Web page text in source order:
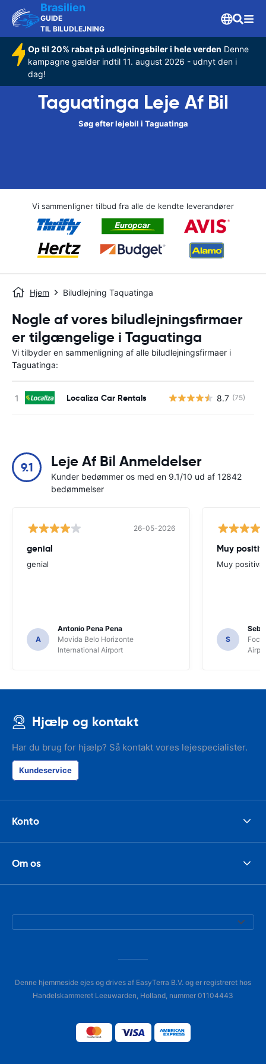
Brasilien
GUIDE
TIL BILUDLEJNING
Op til 20% rabat på udlejningsbiler i hele verden Denne
kampagne gælder indtil 11. august 2026 - udnyt den i
dag!
Taguatinga Leje Af Bil
Søg efter lejebil i Taguatinga
Vi sammenligner tilbud fra alle de kendte leverandører
Hjem Biludlejning Taquatinga
Nogle af vores biludlejningsfirmaer
er tilgængelige i Taguatinga
Vi tilbyder en sammenligning af alle biludlejningsfirmaer i
Taguatinga:
Localiza Car Rentals 8.7 (75)
9.1 Leje Af Bil Anmeldelser
Kunder bedømmer os med en 9.1/10 ud af 12842
bedømmelser
26-05-2026
genial
genial
A
Antonio Pena Pena
Movida Belo Horizonte
International Airport
Muy
Muy positiva
S
Foco
Hjælp og kontakt
Har du brug for hjælp? Så kontakt vores lejespecialister.
Kundeservice
Konto
Om os
Denne hjemmeside ejes og drives af EasyTerra B.V. og er registreret hos
Handelskammeret Leeuwarden, Holland, nummer 01104443